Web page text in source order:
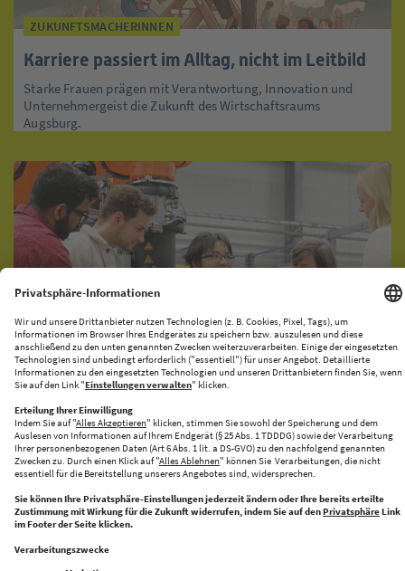
ZUKUNFTSMACHERINNEN
Karriere passiert im Alltag, nicht im Leitbild
Starke Frauen prägen mit Verantwortung, Innovation und
Unternehmergeist die Zukunft des Wirtschaftsraums
Augsburg.
KI-PRODUKATIONSNETZWERK
CENTRE FOR FUTURE PRODUCTION
Halle 43 bringt Innovation und Industrie zusammen